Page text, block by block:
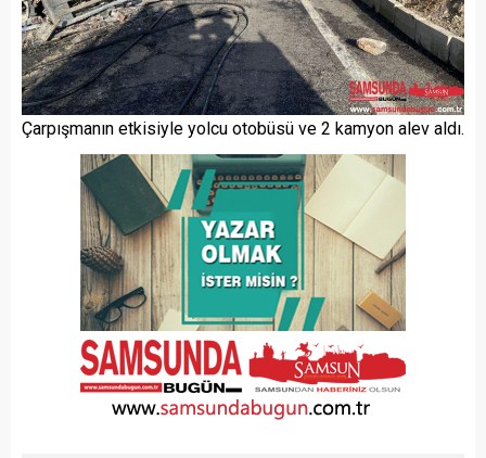
Çarpışmanın etkisiyle yolcu otobüsü ve 2 kamyon alev aldı.